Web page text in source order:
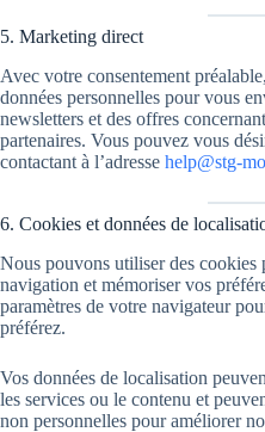
5. Marketing direct
Avec votre consentement
données personnelles pour vous
newsletters et des offres
partenaires. Vous pouvez vous
contactant à l’adresse help@stg-
6. Cookies et données de
Nous pouvons utiliser des
navigation et mémoriser vos
paramètres de votre navigateur
préférez.
Vos données de localisation
les services ou le contenu et
non personnelles pour améliorer